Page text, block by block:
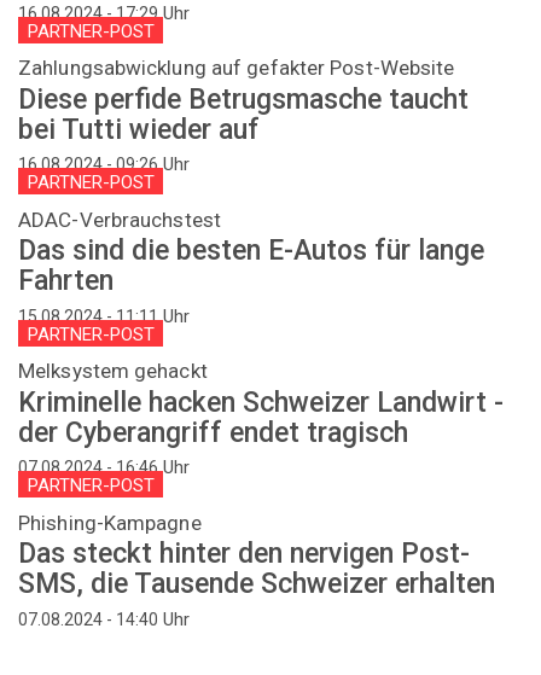
16.08.2024 - 17:29Uhr
PARTNER-POST
Zahlungsabwicklung auf gefakter Post-Website
Diese perfide Betrugsmasche taucht
bei Tutti wieder auf
16.08.2024 - 09:26Uhr
PARTNER-POST
ADAC-Verbrauchstest
Das sind die besten E-Autos für lange
Fahrten
15.08.2024 - 11:11Uhr
PARTNER-POST
Melksystem gehackt
Kriminelle hacken Schweizer Landwirt -
der Cyberangriff endet tragisch
07.08.2024 - 16:46Uhr
PARTNER-POST
Phishing-Kampagne
Das steckt hinter den nervigen Post-
SMS, die Tausende Schweizer erhalten
07.08.2024 - 14:40 Uhr